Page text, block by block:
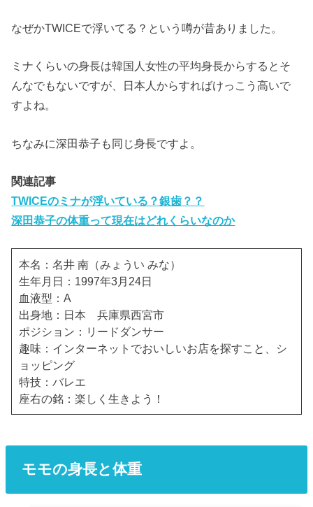
なぜかTWICEで浮いてる？という噂が昔ありました。
ミナくらいの身長は韓国人女性の平均身長からするとそ
んなでもないですが、日本人からすればけっこう高いで
すよね。
ちなみに深田恭子も同じ身長ですよ。
関連記事
TWICEのミナが浮いている？銀歯？？
深田恭子の体重って現在はどれくらいなのか
本名：名井 南（みょうい みな）
生年月日：1997年3月24日
血液型：A
出身地：日本 兵庫県西宮市
ポジション：リードダンサー
趣味：インターネットでおいしいお店を探すこと、シ
ョッピング
特技：バレエ
座右の銘：楽しく生きよう！
モモの身長と体重